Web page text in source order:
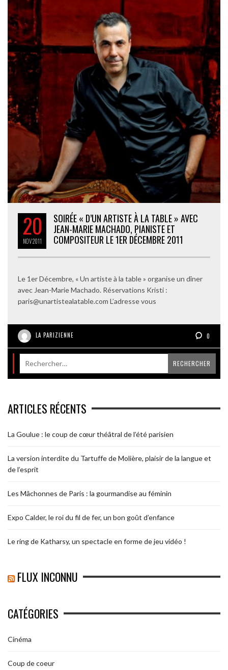
20
NOV2011
SOIRÉE « D’UN ARTISTE À LA TABLE » AVEC
JEAN-MARIE MACHADO, PIANISTE ET
COMPOSITEUR LE 1ER DÉCEMBRE 2011
Le 1er Décembre, « Un artiste à la table » organise un dîner
avec Jean-Marie Machado. Réservations Kristi :
paris@unartistealatable.com L’adresse vous
LA PARIZIENNE 0
ARTICLES RÉCENTS
La Goulue : le coup de cœur théâtral de l’été parisien
La version interdite du Tartuffe de Molière, plaisir de la langue et
de l’esprit
Les Mâchonnes de Paris : la gourmandise au féminin
Expo Calder, le roi du fil de fer, un bon goût d’enfance
Le ring de Katharsy, un spectacle en forme de jeu vidéo !
FLUX INCONNU
CATÉGORIES
Cinéma
Coup de coeur